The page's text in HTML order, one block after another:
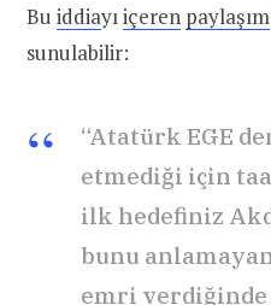
Bu iddiayı içeren paylaşım
sunulabilir:
“Atatürk EGE
etmediği için
ilk hedefiniz
bunu
emri verdiğinde